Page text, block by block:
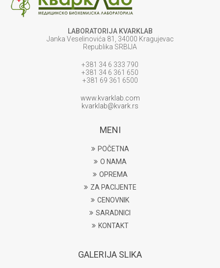
LABORATORIJA KVARKLAB
Janka Veselinovića 81, 34000 Kragujevac
Republika SRBIJA
+381 34 6 333 790
+381 34 6 361 650
+381 69 361 6500
www.kvarklab.com
kvarklab@kvark.rs
MENI
POČETNA
O NAMA
OPREMA
ZA PACIJENTE
CENOVNIK
SARADNICI
KONTAKT
GALERIJA SLIKA